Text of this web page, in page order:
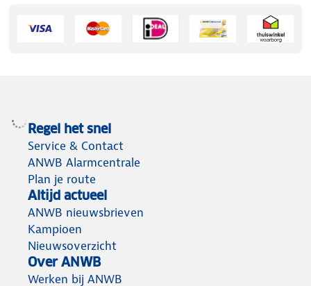
Regel het snel
Service & Contact
ANWB Alarmcentrale
Plan je route
Altijd actueel
ANWB nieuwsbrieven
Kampioen
Nieuwsoverzicht
Over ANWB
Werken bij ANWB